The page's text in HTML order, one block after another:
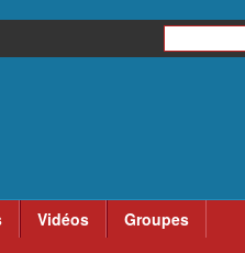
Vidéos
Groupes